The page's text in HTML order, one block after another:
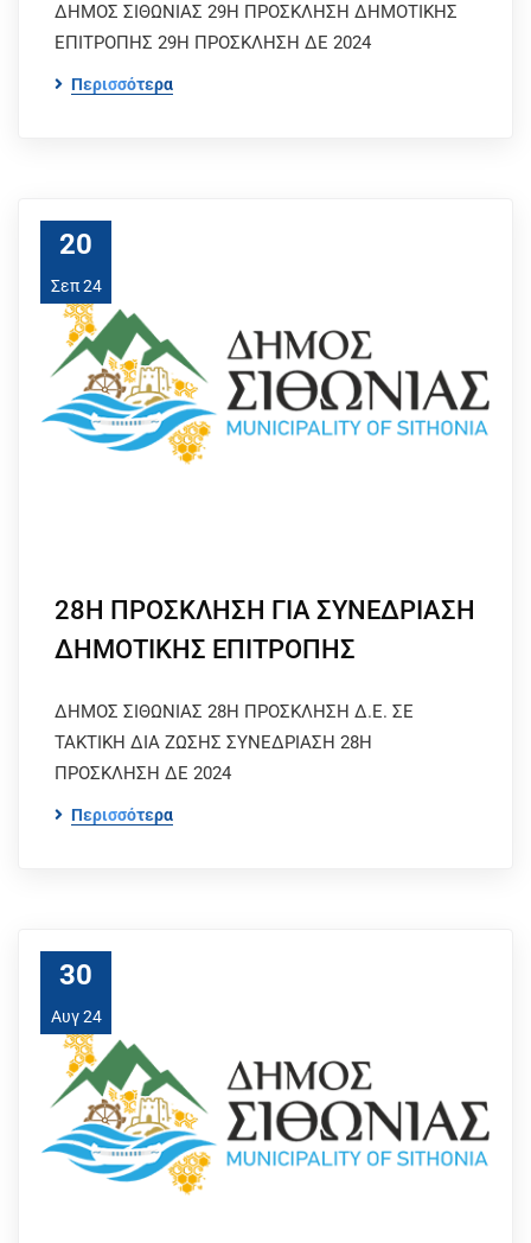
ΔΗΜΟΣ ΣΙΘΩΝΙΑΣ 29Η ΠΡΟΣΚΛΗΣΗ ΔΗΜΟΤΙΚΗΣ
ΕΠΙΤΡΟΠΗΣ 29Η ΠΡΟΣΚΛΗΣΗ ΔΕ 2024
Περισσότερα
20
Σεπ 24
28Η ΠΡΟΣΚΛΗΣΗ ΓΙΑ ΣΥΝΕΔΡΙΑΣΗ
ΔΗΜΟΤΙΚΗΣ ΕΠΙΤΡΟΠΗΣ
ΔΗΜΟΣ ΣΙΘΩΝΙΑΣ 28Η ΠΡΟΣΚΛΗΣΗ Δ.Ε. ΣΕ
ΤΑΚΤΙΚΗ ΔΙΑ ΖΩΣΗΣ ΣΥΝΕΔΡΙΑΣΗ 28Η
ΠΡΟΣΚΛΗΣΗ ΔΕ 2024
Περισσότερα
30
Αυγ 24